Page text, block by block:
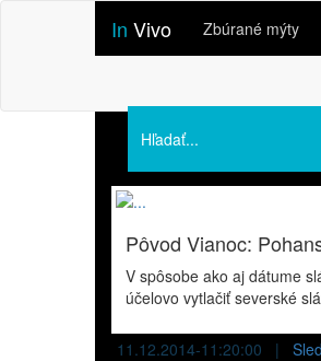
In Vivo Zbúrané mýty
Podporte nás
O nás
Prednášky
Pôvod Vianoc:
V spôsobe ako aj dátume
účelovo vytlačiť severské
11.12.2014-11:20:00 |